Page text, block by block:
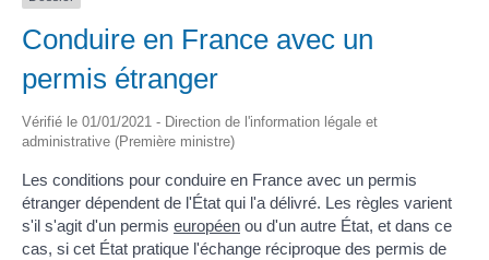
Conduire en France avec un
permis étranger
Vérifié le 01/01/2021 - Direction de l'information légale et
administrative (Première ministre)
Les conditions pour conduire en France avec un permis
étranger dépendent de l'État qui l'a délivré. Les règles varient
s'il s'agit d'un permis européen ou d'un autre État, et dans ce
cas, si cet État pratique l'échange réciproque des permis de